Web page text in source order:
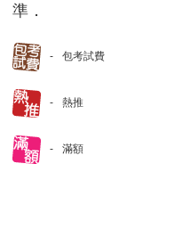
準．
包考試費
熱推
滿額